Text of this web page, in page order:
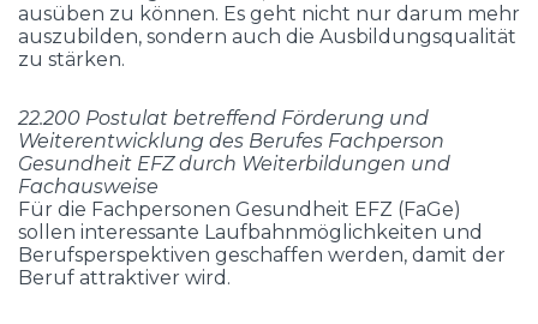
ausüben zu können. Es geht nicht nur darum mehr
auszubilden, sondern auch die Ausbildungsqualität
zu stärken.
22.200 Postulat betreffend Förderung und
Weiterentwicklung des Berufes Fachperson
Gesundheit EFZ durch Weiterbildungen und
Fachausweise
Für die Fachpersonen Gesundheit EFZ (FaGe)
sollen interessante Laufbahnmöglichkeiten und
Berufsperspektiven geschaffen werden, damit der
Beruf attraktiver wird.